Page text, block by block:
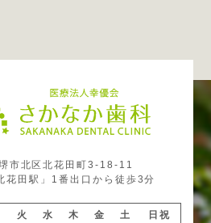
市北区北花田町3-18-11
花田駅」1番出口から徒歩3分
火 水 木 金 土 日祝